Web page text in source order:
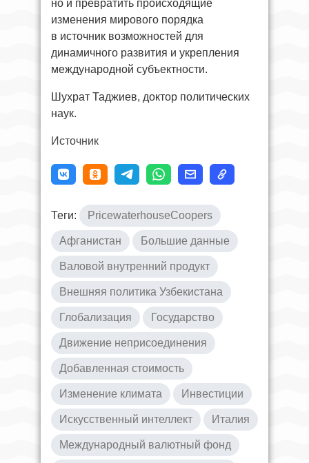
но и превратить происходящие
изменения мирового порядка
в источник возможностей для
динамичного развития и укрепления
международной субъектности.
Шухрат Таджиев, доктор политических
наук.
Источник
Теги: PricewaterhouseCoopers
Афганистан Большие данные
Валовой внутренний продукт
Внешняя политика Узбекистана
Глобализация Государство
Движение неприсоединения
Добавленная стоимость
Изменение климата Инвестиции
Искусственный интеллект Италия
Международный валютный фонд